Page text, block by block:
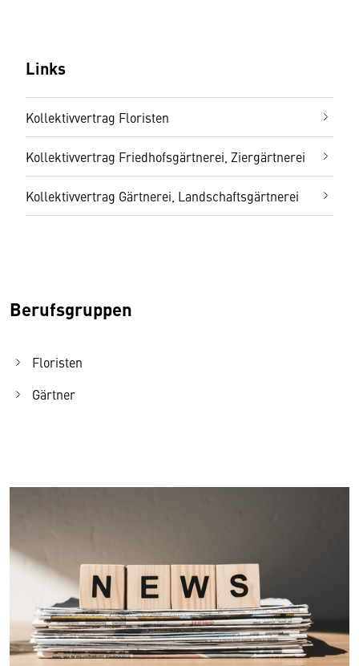
Links
Kollektivvertrag Floristen
Kollektivvertrag Friedhofsgärtnerei, Ziergärtnerei
Kollektivvertrag Gärtnerei, Landschaftsgärtnerei
Berufsgruppen
Floristen
Gärtner